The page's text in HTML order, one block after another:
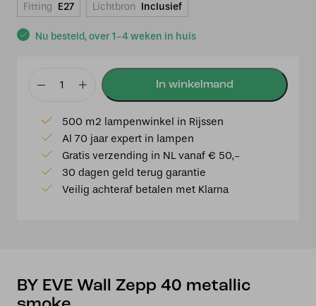
Nu besteld, over 1-4 weken in huis
Fitting E27 Lichtbron Inclusief
Wall
Zepp
40
metallic
smoke
500 m2 lampenwinkel in Rijssen
Al 70 jaar expert in lampen
Gratis verzending in NL vanaf € 50,-
30 dagen geld terug garantie
Veilig achteraf betalen met Klarna
BY EVE Wall Zepp 40 metallic